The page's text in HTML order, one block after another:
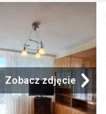
Zobacz zdjęcie